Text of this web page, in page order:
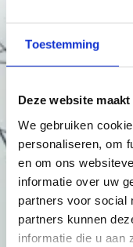
Toestemming
Deze website
We gebruiken
personaliseren, om
en om ons
informatie over uw
partners voor social
partners kunnen
informatie die u aan
Podcasts
Publicaties